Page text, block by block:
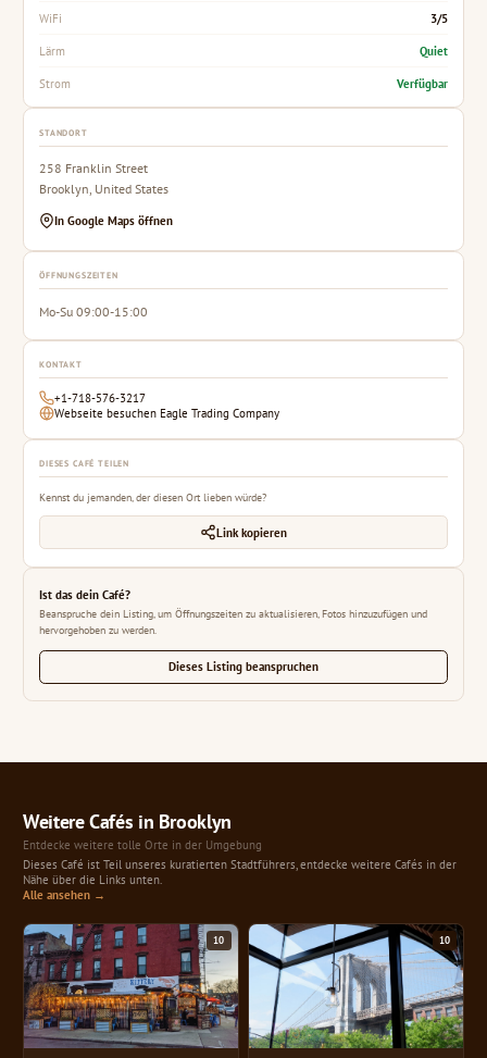
WiFi 3/5
Lärm Quiet
Strom Verfügbar
STANDORT
258 Franklin Street
Brooklyn, United States
In Google Maps öffnen
ÖFFNUNGSZEITEN
Mo-Su 09:00-15:00
KONTAKT
+1-718-576-3217
Webseite besuchen Eagle Trading Company
DIESES CAFÉ TEILEN
Kennst du jemanden, der diesen Ort lieben würde?
Link kopieren
Ist das dein Café?
Beanspruche dein Listing, um Öffnungszeiten zu aktualisieren, Fotos hinzuzufügen und
hervorgehoben zu werden.
Dieses Listing beanspruchen
Weitere Cafés in Brooklyn
Entdecke weitere tolle Orte in der Umgebung
Dieses Café ist Teil unseres kuratierten Stadtführers, entdecke weitere Cafés in der
Nähe über die Links unten.
Alle ansehen →
10 10